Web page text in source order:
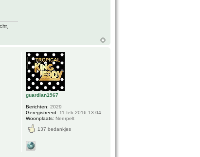
guardian1967
Berichten: 2029
Geregistreerd: 11 feb 2016 13:04
Woonplaats: Neerpelt
137 bedankjes